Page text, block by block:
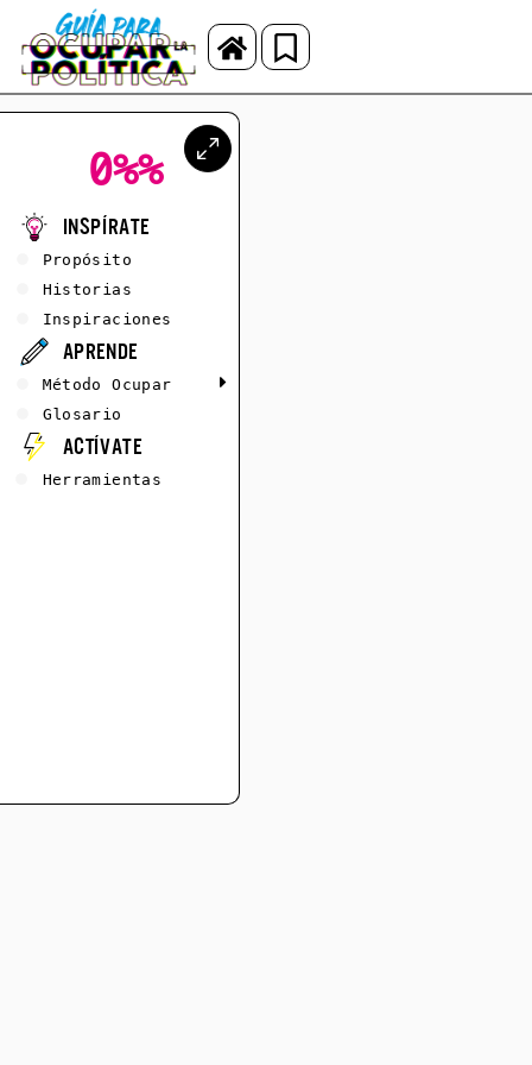
0%%
Inspírate
Propósito
Historias
Inspiraciones
Aprende
Método Ocupar
Glosario
Actívate
Herramientas